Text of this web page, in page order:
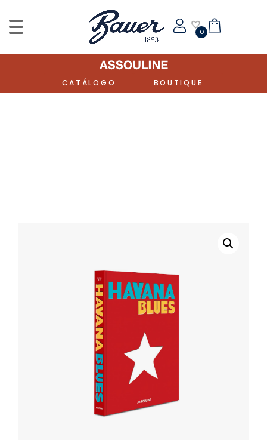
0
CATÁLOGO BOUTIQUE